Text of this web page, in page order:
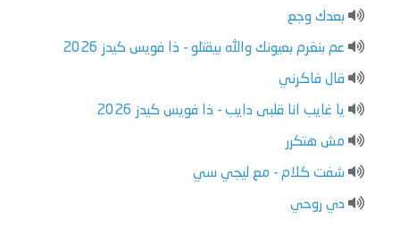
بعدك وجع
عم بنغرم بعيونك والله بيقتلو - ذا فويس كيدز 2026
قال فاكرني
يا غايب انا قلبى دايب - ذا فويس كيدز 2026
مش هتكرر
شفت كلام - مع ليجي سي
دي روحي